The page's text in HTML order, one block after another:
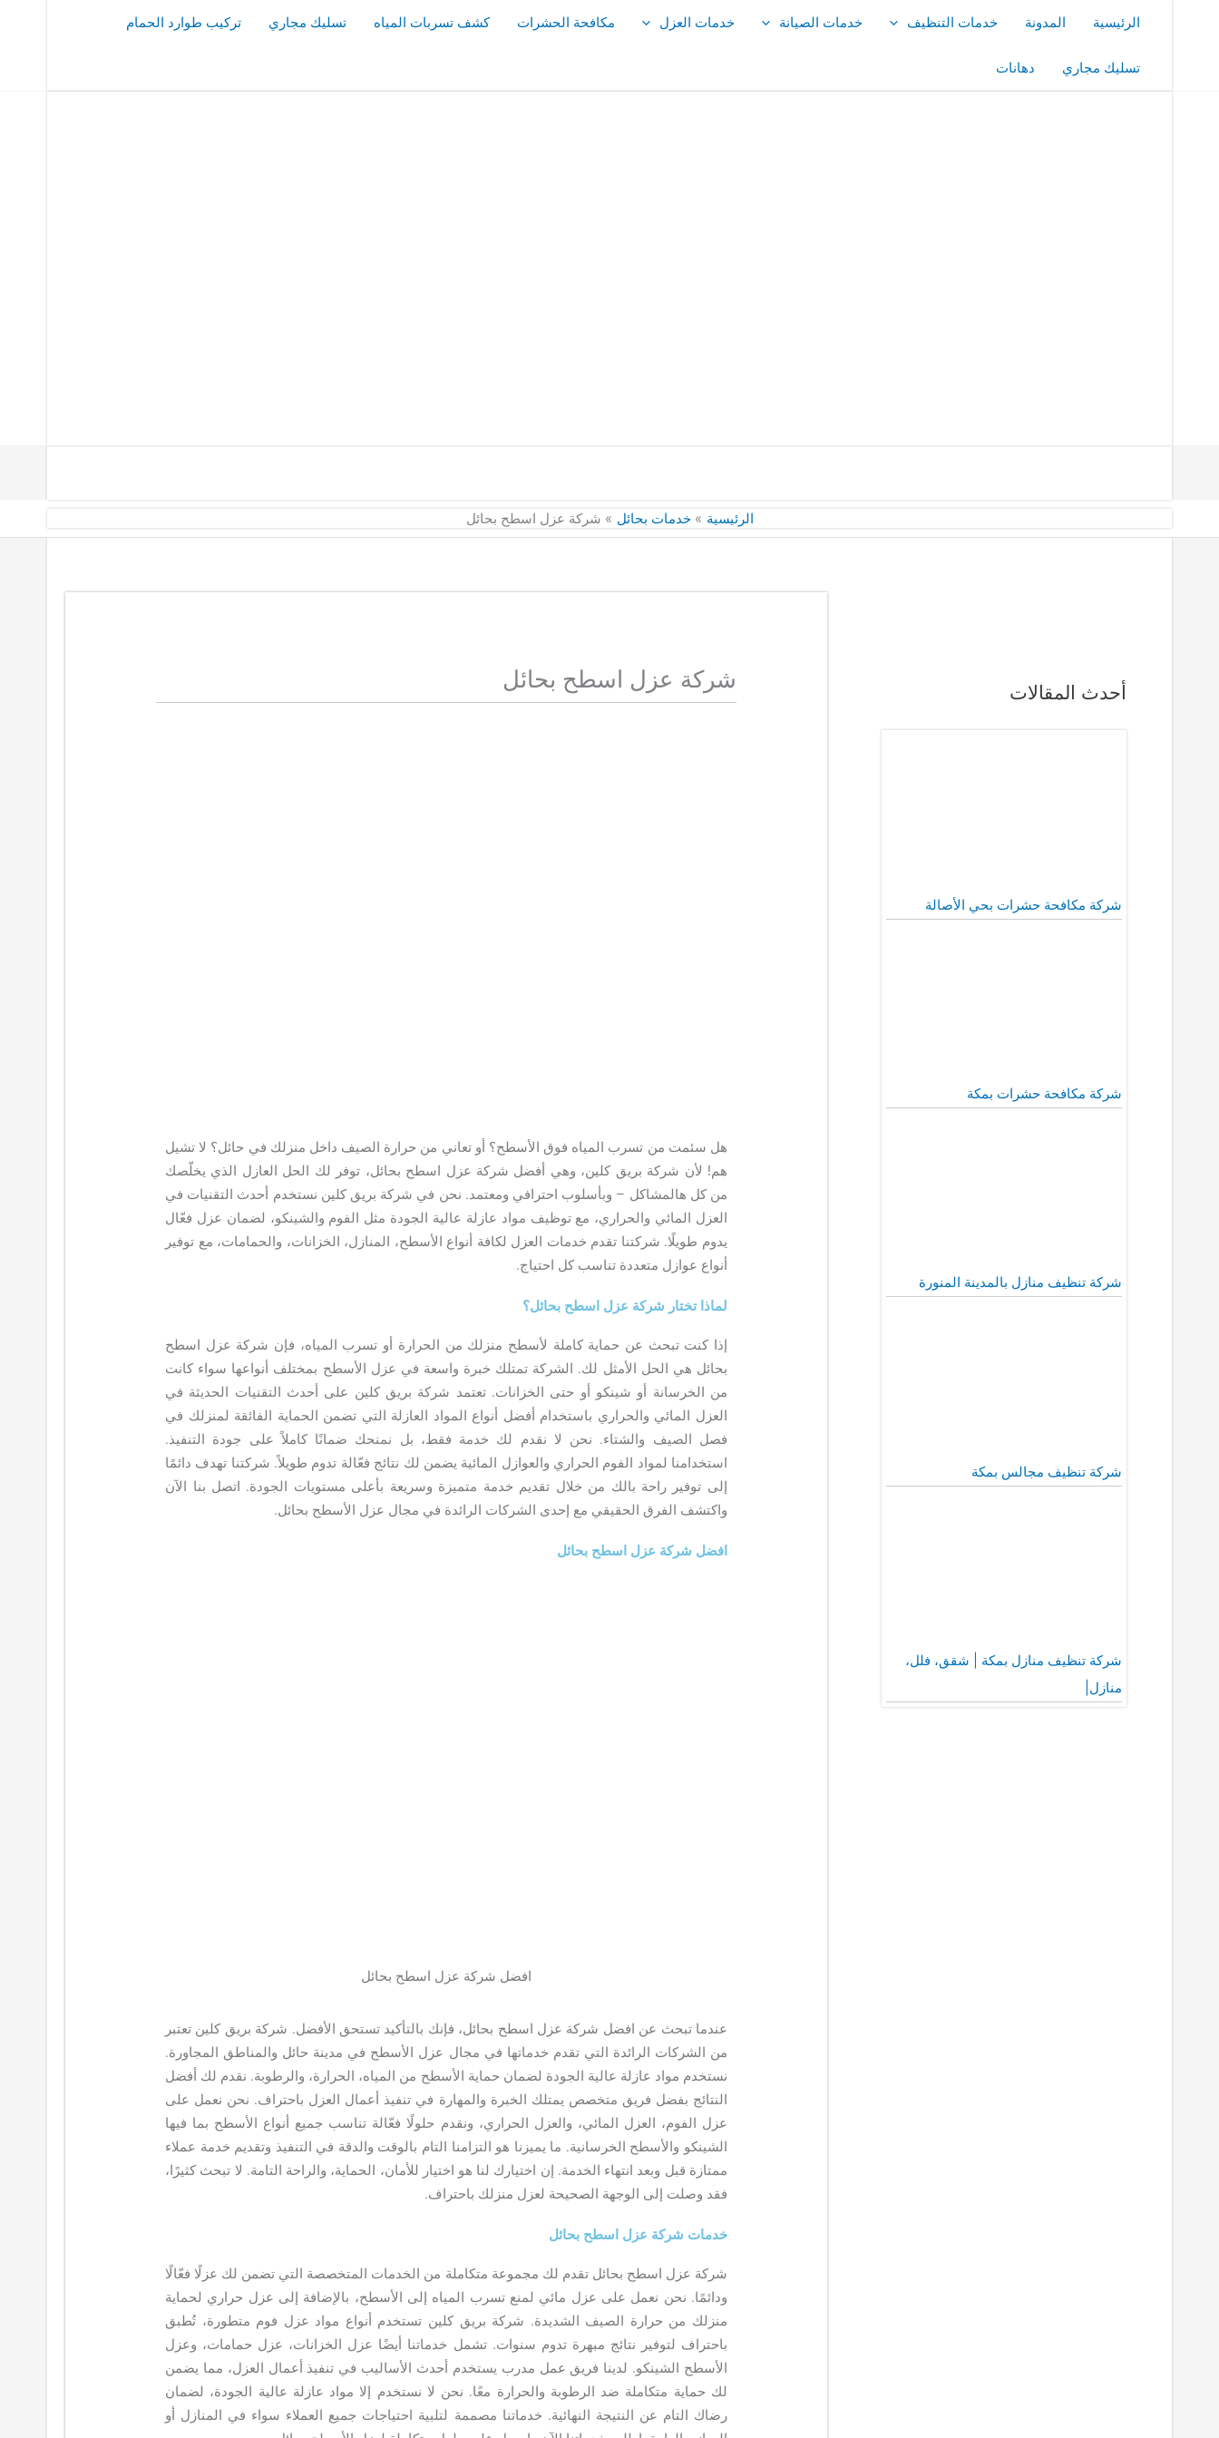
الرئيسية المدونة خدمات التنظيف خدمات الصيانة خدمات العزل مكافحة الحشرات كشف تسربات المياه تسليك مجاري تركيب طوارد الحمام
تسليك مجاري دهانات
الرئيسية خدمات بحائل شركة عزل اسطح بحائل
أحدث المقالات
شركة مكافحة حشرات بحي الأصالة
شركة مكافحة حشرات بمكة
شركة تنظيف منازل بالمدينة المنورة
شركة تنظيف مجالس بمكة
شركة تنظيف منازل بمكة | شقق، فلل،
منازل|
شركة عزل اسطح بحائل
هل سئمت من تسرب المياه فوق الأسطح؟ أو تعاني من حرارة الصيف داخل منزلك في حائل؟ لا تشيل
هم! لأن شركة بريق كلين، وهي أفضل شركة عزل اسطح بحائل، توفر لك الحل العازل الذي يخلّصك
من كل هالمشاكل – وبأسلوب احترافي ومعتمد. نحن في شركة بريق كلين نستخدم أحدث التقنيات في
العزل المائي والحراري، مع توظيف مواد عازلة عالية الجودة مثل الفوم والشينكو، لضمان عزل فعّال
يدوم طويلًا. شركتنا تقدم خدمات العزل لكافة أنواع الأسطح، المنازل، الخزانات، والحمامات، مع توفير
أنواع عوازل متعددة تناسب كل احتياج.
لماذا تختار شركة عزل اسطح بحائل؟
إذا كنت تبحث عن حماية كاملة لأسطح منزلك من الحرارة أو تسرب المياه، فإن شركة عزل اسطح
بحائل هي الحل الأمثل لك. الشركة تمتلك خبرة واسعة في عزل الأسطح بمختلف أنواعها سواء كانت
من الخرسانة أو شينكو أو حتى الخزانات. تعتمد شركة بريق كلين على أحدث التقنيات الحديثة في
العزل المائي والحراري باستخدام أفضل أنواع المواد العازلة التي تضمن الحماية الفائقة لمنزلك في
فصل الصيف والشتاء. نحن لا نقدم لك خدمة فقط، بل نمنحك ضمانًا كاملاً على جودة التنفيذ.
استخدامنا لمواد الفوم الحراري والعوازل المائية يضمن لك نتائج فعّالة تدوم طويلاً. شركتنا تهدف دائمًا
إلى توفير راحة بالك من خلال تقديم خدمة متميزة وسريعة بأعلى مستويات الجودة. اتصل بنا الآن
واكتشف الفرق الحقيقي مع إحدى الشركات الرائدة في مجال عزل الأسطح بحائل.
افضل شركة عزل اسطح بحائل
افضل شركة عزل اسطح بحائل
عندما تبحث عن افضل شركة عزل اسطح بحائل، فإنك بالتأكيد تستحق الأفضل. شركة بريق كلين تعتبر
من الشركات الرائدة التي تقدم خدماتها في مجال عزل الأسطح في مدينة حائل والمناطق المجاورة.
نستخدم مواد عازلة عالية الجودة لضمان حماية الأسطح من المياه، الحرارة، والرطوبة. نقدم لك أفضل
النتائج بفضل فريق متخصص يمتلك الخبرة والمهارة في تنفيذ أعمال العزل باحتراف. نحن نعمل على
عزل الفوم، العزل المائي، والعزل الحراري، ونقدم حلولًا فعّالة تناسب جميع أنواع الأسطح بما فيها
الشينكو والأسطح الخرسانية. ما يميزنا هو التزامنا التام بالوقت والدقة في التنفيذ وتقديم خدمة عملاء
ممتازة قبل وبعد انتهاء الخدمة. إن اختيارك لنا هو اختيار للأمان، الحماية، والراحة التامة. لا تبحث كثيرًا،
فقد وصلت إلى الوجهة الصحيحة لعزل منزلك باحتراف.
خدمات شركة عزل اسطح بحائل
شركة عزل اسطح بحائل تقدم لك مجموعة متكاملة من الخدمات المتخصصة التي تضمن لك عزلًا فعّالًا
ودائمًا. نحن نعمل على عزل مائي لمنع تسرب المياه إلى الأسطح، بالإضافة إلى عزل حراري لحماية
منزلك من حرارة الصيف الشديدة. شركة بريق كلين تستخدم أنواع مواد عزل فوم متطورة، تُطبق
باحتراف لتوفير نتائج مبهرة تدوم سنوات. تشمل خدماتنا أيضًا عزل الخزانات، عزل حمامات، وعزل
الأسطح الشينكو. لدينا فريق عمل مدرب يستخدم أحدث الأساليب في تنفيذ أعمال العزل، مما يضمن
لك حماية متكاملة ضد الرطوبة والحرارة معًا. نحن لا نستخدم إلا مواد عازلة عالية الجودة، لضمان
رضاك التام عن النتيجة النهائية. خدماتنا مصممة لتلبية احتياجات جميع العملاء سواء في المنازل أو